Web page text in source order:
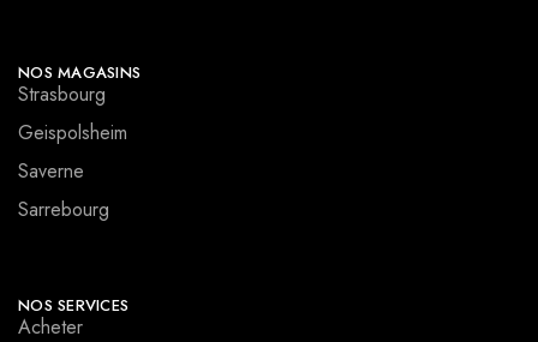
NOS MAGASINS
Strasbourg
Geispolsheim
Saverne
Sarrebourg
NOS SERVICES
Acheter